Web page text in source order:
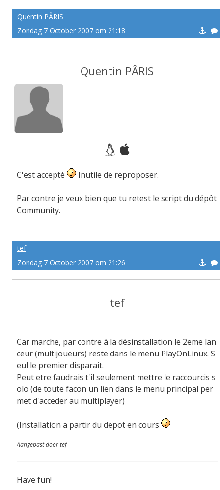
Quentin PÂRIS
Zondag 7 October 2007 om 21:18
Quentin PÂRIS
C'est accepté Inutile de reproposer.
Par contre je veux bien que tu retest le script du dépôt
Community.
tef
Zondag 7 October 2007 om 21:26
tef
Car marche, par contre à la désinstallation le 2eme lan
ceur (multijoueurs) reste dans le menu PlayOnLinux. S
eul le premier disparait.
Peut etre faudrais t'il seulement mettre le raccourcis s
olo (de toute facon un lien dans le menu principal per
met d'acceder au multiplayer)
(Installation a partir du depot en cours
Aangepast door tef
Have fun!